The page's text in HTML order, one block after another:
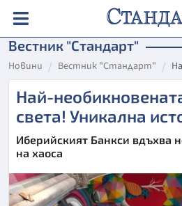
Вестник "Стандарт"
Новини Вестник "Стандарт"
Най-
света! Уникална
Иберийският Банкси вдъхва
на хаоса